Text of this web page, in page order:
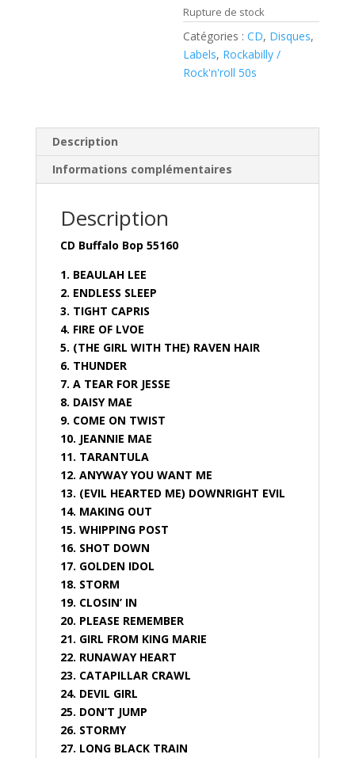
Rupture de stock
Catégories :CD, Disques,
Labels, Rockabilly /
Rock'n'roll 50s
Description
Informations complémentaires
Description
CD Buffalo Bop 55160
1. BEAULAH LEE
2. ENDLESS SLEEP
3. TIGHT CAPRIS
4. FIRE OF LVOE
5. (THE GIRL WITH THE) RAVEN HAIR
6. THUNDER
7. A TEAR FOR JESSE
8. DAISY MAE
9. COME ON TWIST
10. JEANNIE MAE
11. TARANTULA
12. ANYWAY YOU WANT ME
13. (EVIL HEARTED ME) DOWNRIGHT EVIL
14. MAKING OUT
15. WHIPPING POST
16. SHOT DOWN
17. GOLDEN IDOL
18. STORM
19. CLOSIN’ IN
20. PLEASE REMEMBER
21. GIRL FROM KING MARIE
22. RUNAWAY HEART
23. CATAPILLAR CRAWL
24. DEVIL GIRL
25. DON’T JUMP
26. STORMY
27. LONG BLACK TRAIN